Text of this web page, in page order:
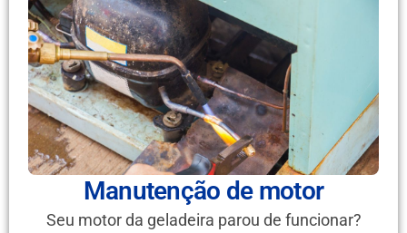
Manutenção de motor
Seu motor da geladeira parou de funcionar?